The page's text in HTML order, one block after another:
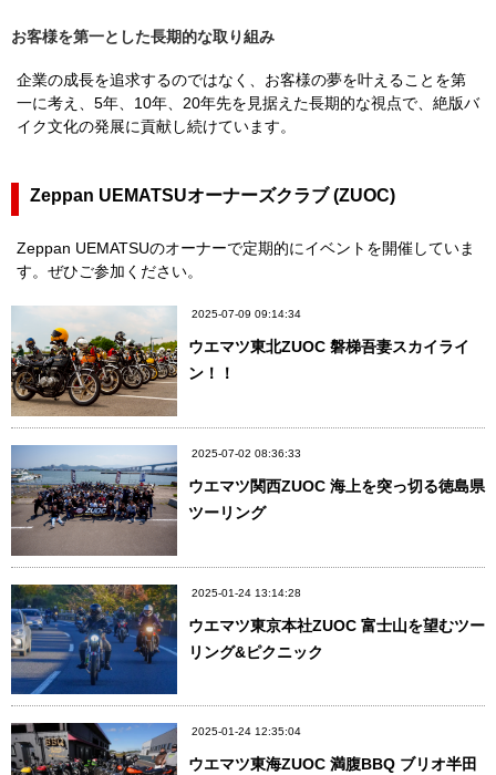
お客様を第一とした長期的な取り組み
企業の成長を追求するのではなく、お客様の夢を叶えることを第
一に考え、5年、10年、20年先を見据えた長期的な視点で、絶版バ
イク文化の発展に貢献し続けています。
Zeppan UEMATSUオーナーズクラブ (ZUOC)
Zeppan UEMATSUのオーナーで定期的にイベントを開催していま
す。ぜひご参加ください。
2025-07-09 09:14:34
ウエマツ東北ZUOC 磐梯吾妻スカイライ
ン！！
2025-07-02 08:36:33
ウエマツ関西ZUOC 海上を突っ切る徳島県
ツーリング
2025-01-24 13:14:28
ウエマツ東京本社ZUOC 富士山を望むツー
リング&ピクニック
2025-01-24 12:35:04
ウエマツ東海ZUOC 満腹BBQ ブリオ半田